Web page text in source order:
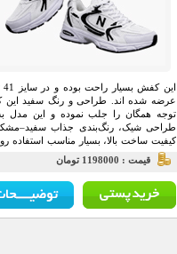
عرضه شده اند. طراحی و رنگ سفید
توجه همگان را جلب نموده و این مدل
طراحی شیک، رنگ‌بندی جذاب
کیفیت ساخت بالا، بسیار مناسب استفاده
و پیاده‌روی است.
قيمت : 1198000 تومان